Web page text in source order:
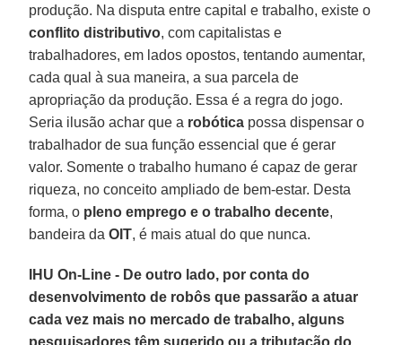
produção. Na disputa entre capital e trabalho, existe o
conflito distributivo, com capitalistas e
trabalhadores, em lados opostos, tentando aumentar,
cada qual à sua maneira, a sua parcela de
apropriação da produção. Essa é a regra do jogo.
Seria ilusão achar que a robótica possa dispensar o
trabalhador de sua função essencial que é gerar
valor. Somente o trabalho humano é capaz de gerar
riqueza, no conceito ampliado de bem-estar. Desta
forma, o pleno emprego e o trabalho decente,
bandeira daOIT, é mais atual do que nunca.
IHU On-Line - De outro lado, por conta do
desenvolvimento de robôs que passarão a atuar
cada vez mais no mercado de trabalho, alguns
pesquisadores têm sugerido ou a tributação do